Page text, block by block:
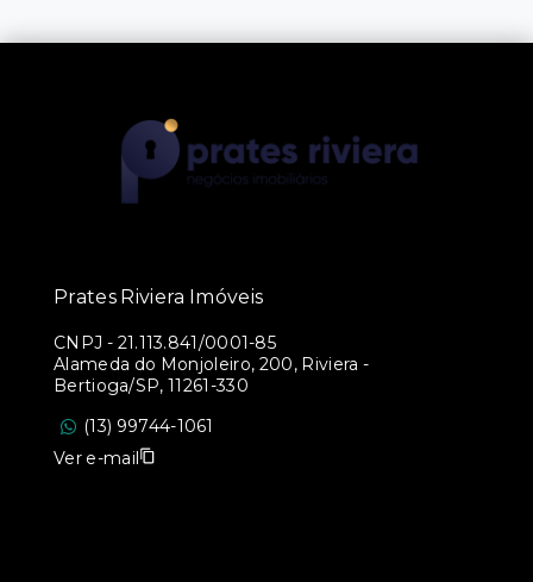
Prates Riviera Imóveis
CNPJ - 21.113.841/0001-85
Alameda do Monjoleiro, 200, Riviera -
Bertioga/SP, 11261-330
(13) 99744-1061
Ver e-mail